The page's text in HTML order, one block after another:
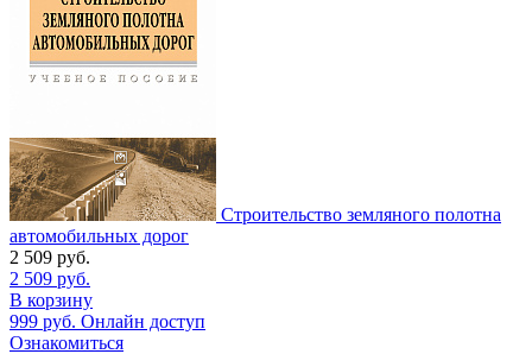
Строительство земляного полотна
автомобильных дорог
2 509 руб.
2 509 руб.
В корзину
999 руб. Онлайн доступ
Ознакомиться